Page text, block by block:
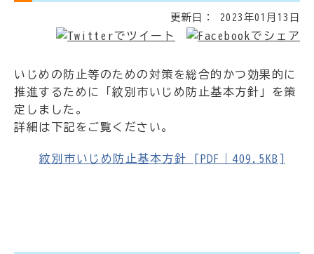
更新日： 2023年01月13日
いじめの防止等のための対策を総合的かつ効果的に
推進するために「紋別市いじめ防止基本方針」を策
定しました。
詳細は下記をご覧ください。
紋別市いじめ防止基本方針 [PDF｜409.5KB]